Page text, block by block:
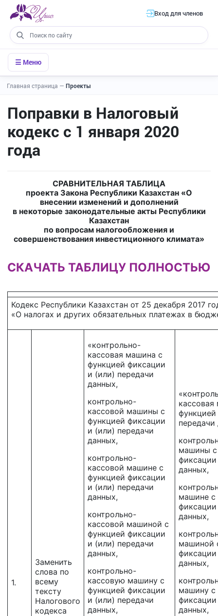
Вход для членов
☰ Меню
Главная страница — Проекты
Поправки в Налоговый
кодекс с 1 января 2020
года
СРАВНИТЕЛЬНАЯ ТАБЛИЦА
проекта Закона Республики Казахстан «О
внесении изменений и дополнений
в некоторые законодательные акты Республики
Казахстан
по вопросам налогообложения и
совершенствования инвестиционного климата»
СКАЧАТЬ ТАБЛИЦУ ПОЛНОСТЬЮ
Кодекс Республики Казахстан от 25 декабря 2017
«О налогах и других обязательных платежах в
1.
Заменить
слова по
всему
тексту
Налогового
кодекса
«контрольно-
кассовая машина с
функцией фиксации
и (или) передачи
данных,
контрольно-
кассовой машины с
функцией фиксации
и (или) передачи
данных,
контрольно-
кассовой машине с
функцией фиксации
и (или) передачи
данных,
контрольно-
кассовой машиной с
функцией фиксации
и (или) передачи
данных,
контрольно-
кассовую машину с
функцией фиксации
и (или) передачи
данных,
машины с
данных,
машине с
данных,
машиной
данных,
машину с
данных,